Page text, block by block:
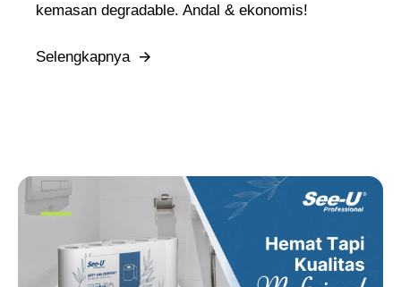
kemasan degradable. Andal & ekonomis!
Selengkapnya